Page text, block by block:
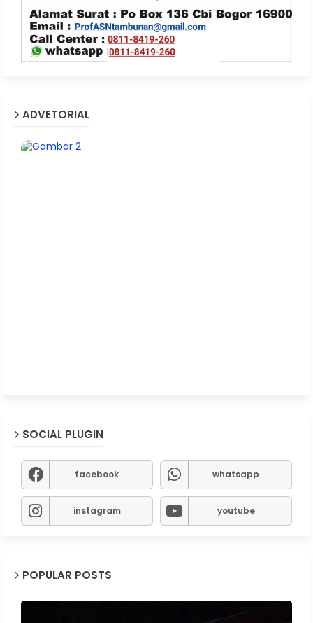
ADVETORIAL
SOCIAL PLUGIN
facebook whatsapp
instagram youtube
POPULAR POSTS